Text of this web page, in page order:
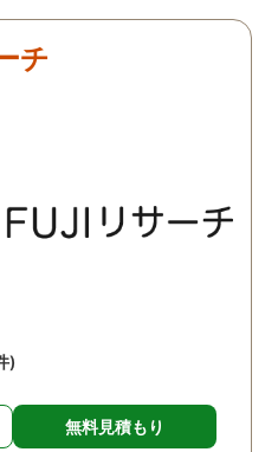
も
や
く、むしろ期待以上に細
チ
)
無料見積もり